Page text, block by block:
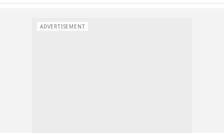
ADVERTISEMENT